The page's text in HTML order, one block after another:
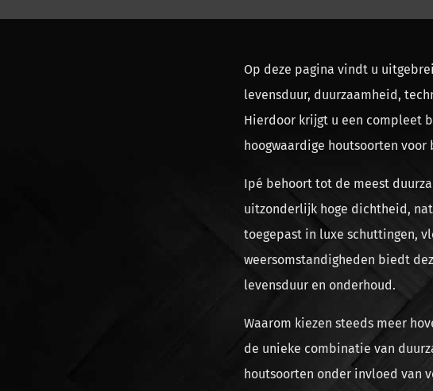
Op deze pagina vindt u
levensduur, duurzaamheid,
Hierdoor krijgt u een compleet
hoogwaardige houtsoorten voor
Ipé behoort tot de meest
uitzonderlijk hoge dichtheid,
toegepast in luxe schuttingen,
weersomstandigheden biedt
levensduur en onderhoud.
Waarom kiezen steeds meer
de unieke combinatie van
houtsoorten onder invloed van